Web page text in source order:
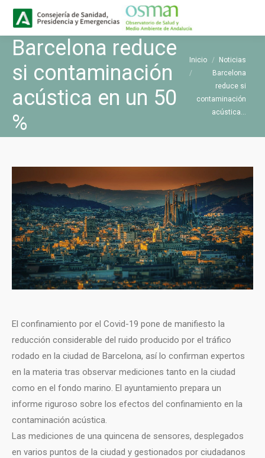
Barcelona reduce
si contaminación
acústica en un 50
%
Estás aquí:
Inicio
Noticias
Barcelona
reduce si
contaminación
acústica…
El confinamiento por el Covid-19 pone de manifiesto la
reducción considerable del ruido producido por el tráfico
rodado en la ciudad de Barcelona, así lo confirman expertos
en la materia tras observar mediciones tanto en la ciudad
como en el fondo marino. El ayuntamiento prepara un
informe riguroso sobre los efectos del confinamiento en la
contaminación acústica.
Las mediciones de una quincena de sensores, desplegados
en varios puntos de la ciudad y gestionados por ciudadanos